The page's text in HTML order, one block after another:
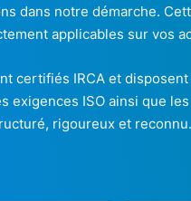
dans notre démarche.
applicables sur vos
certifiés IRCA et
exigences ISO ainsi que
rigoureux et reconnu.